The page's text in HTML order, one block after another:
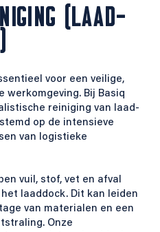
(LAAD-
voor een veilige,
werkomgeving. Bij Basiq
reiniging van laad-
op de intensieve
van logistieke
vuil, stof, vet en afval
laaddock. Dit kan leiden
van materialen en een
Onze